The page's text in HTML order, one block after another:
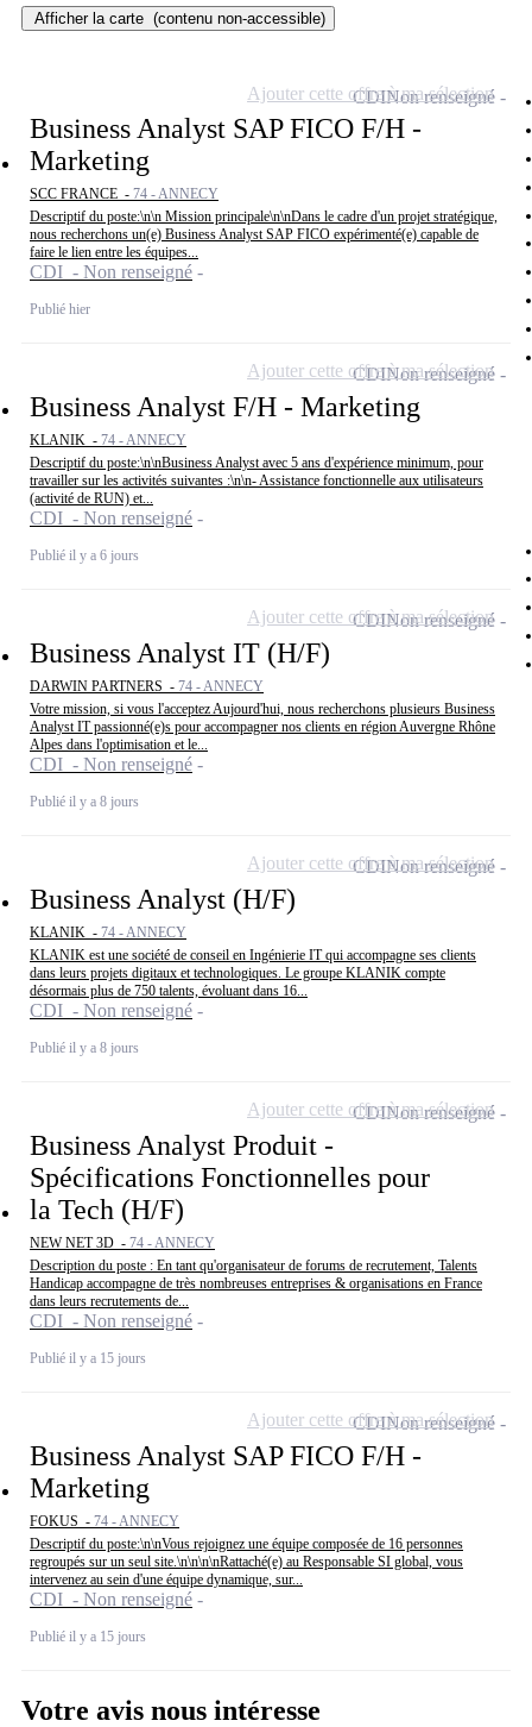
Afficher la carte (contenu non-accessible)
Business Analyst SAP FICO F/H -
Marketing
SCC FRANCE - 74 - ANNECY
Descriptif du poste:\n\n Mission principale\n\nDans le cadre d'un projet stratégique,
nous recherchons un(e) Business Analyst SAP FICO expérimenté(e) capable de
faire le lien entre les équipes...
CDI - Non renseigné
Publié hier
CDINon renseigné
Ajouter cette offre à ma sélection
Business Analyst F/H - Marketing
KLANIK - 74 - ANNECY
Descriptif du poste:\n\nBusiness Analyst avec 5 ans d'expérience minimum, pour
travailler sur les activités suivantes :\n\n- Assistance fonctionnelle aux utilisateurs
(activité de RUN) et...
CDI - Non renseigné
Publié il y a 6 jours
CDINon renseigné
Ajouter cette offre à ma sélection
Business Analyst IT (H/F)
DARWIN PARTNERS - 74 - ANNECY
Votre mission, si vous l'acceptez Aujourd'hui, nous recherchons plusieurs Business
Analyst IT passionné(e)s pour accompagner nos clients en région Auvergne Rhône
Alpes dans l'optimisation et le...
CDI - Non renseigné
Publié il y a 8 jours
CDINon renseigné
Ajouter cette offre à ma sélection
Business Analyst (H/F)
KLANIK - 74 - ANNECY
KLANIK est une société de conseil en Ingénierie IT qui accompagne ses clients
dans leurs projets digitaux et technologiques. Le groupe KLANIK compte
désormais plus de 750 talents, évoluant dans 16...
CDI - Non renseigné
Publié il y a 8 jours
CDINon renseigné
Ajouter cette offre à ma sélection
Business Analyst Produit -
Spécifications Fonctionnelles pour
la Tech (H/F)
NEW NET 3D - 74 - ANNECY
Description du poste : En tant qu'organisateur de forums de recrutement, Talents
Handicap accompagne de très nombreuses entreprises & organisations en France
dans leurs recrutements de...
CDI - Non renseigné
Publié il y a 15 jours
CDINon renseigné
Ajouter cette offre à ma sélection
Business Analyst SAP FICO F/H -
Marketing
FOKUS - 74 - ANNECY
Descriptif du poste:\n\nVous rejoignez une équipe composée de 16 personnes
regroupés sur un seul site.\n\n\n\nRattaché(e) au Responsable SI global, vous
intervenez au sein d'une équipe dynamique, sur...
CDI - Non renseigné
Publié il y a 15 jours
CDINon renseigné
Ajouter cette offre à ma sélection
Votre avis nous intéresse